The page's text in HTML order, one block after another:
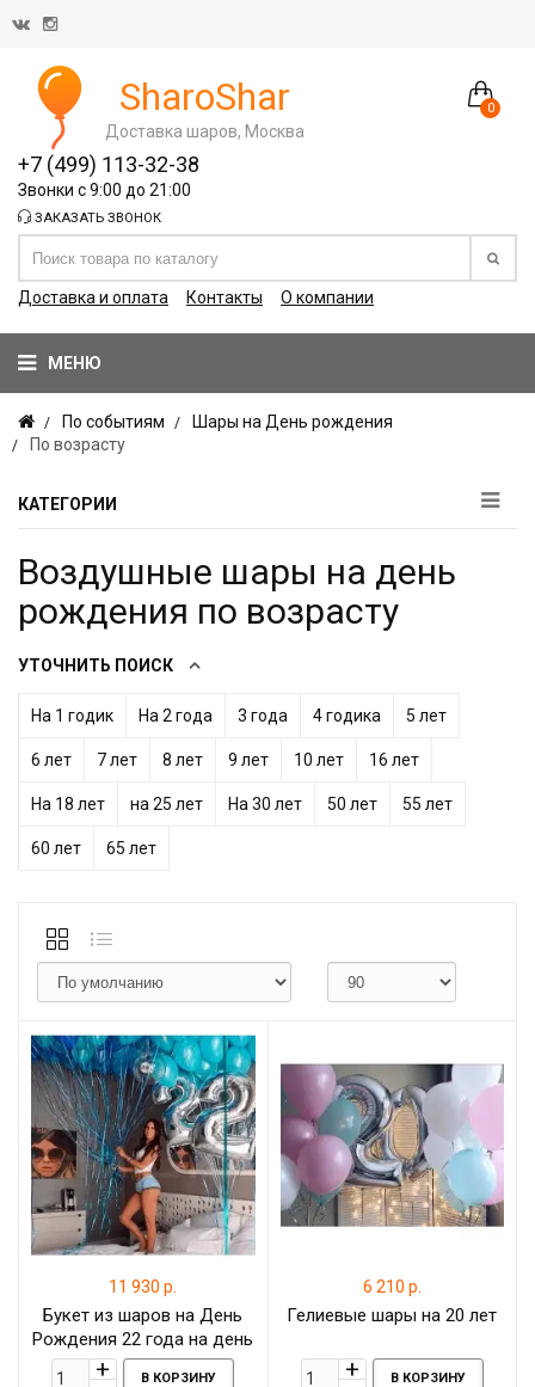
0
SharoShar
Доставка шаров, Москва
+7 (499) 113-32-38
Звонки с 9:00 до 21:00
ЗАКАЗАТЬ ЗВОНОК
Доставка и оплата Контакты О компании
МЕНЮ
По событиям
Шары на День рождения
По возрасту
КАТЕГОРИИ
Воздушные шары на день
рождения по возрасту
УТОЧНИТЬ ПОИСК
На 1 годик На 2 года 3 года 4 годика 5 лет
6 лет 7 лет 8 лет 9 лет 10 лет 16 лет
На 18 лет на 25 лет На 30 лет 50 лет 55 лет
60 лет 65 лет
11 930 р.
Букет из шаров на День
Рождения 22 года на день
рождения
В КОРЗИНУ
6 210 р.
Гелиевые шары на 20 лет
В КОРЗИНУ